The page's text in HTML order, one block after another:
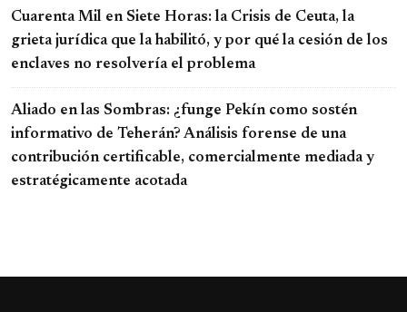
Cuarenta Mil en Siete Horas: la Crisis de Ceuta, la
grieta jurídica que la habilitó, y por qué la cesión de los
enclaves no resolvería el problema
Aliado en las Sombras: ¿funge Pekín como sostén
informativo de Teherán? Análisis forense de una
contribución certificable, comercialmente mediada y
estratégicamente acotada